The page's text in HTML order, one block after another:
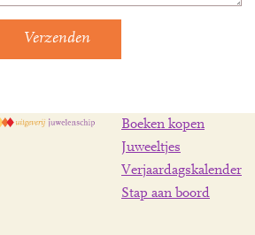
Boeken kopen
Juweeltjes
Verjaardagskalender
Stap aan boord